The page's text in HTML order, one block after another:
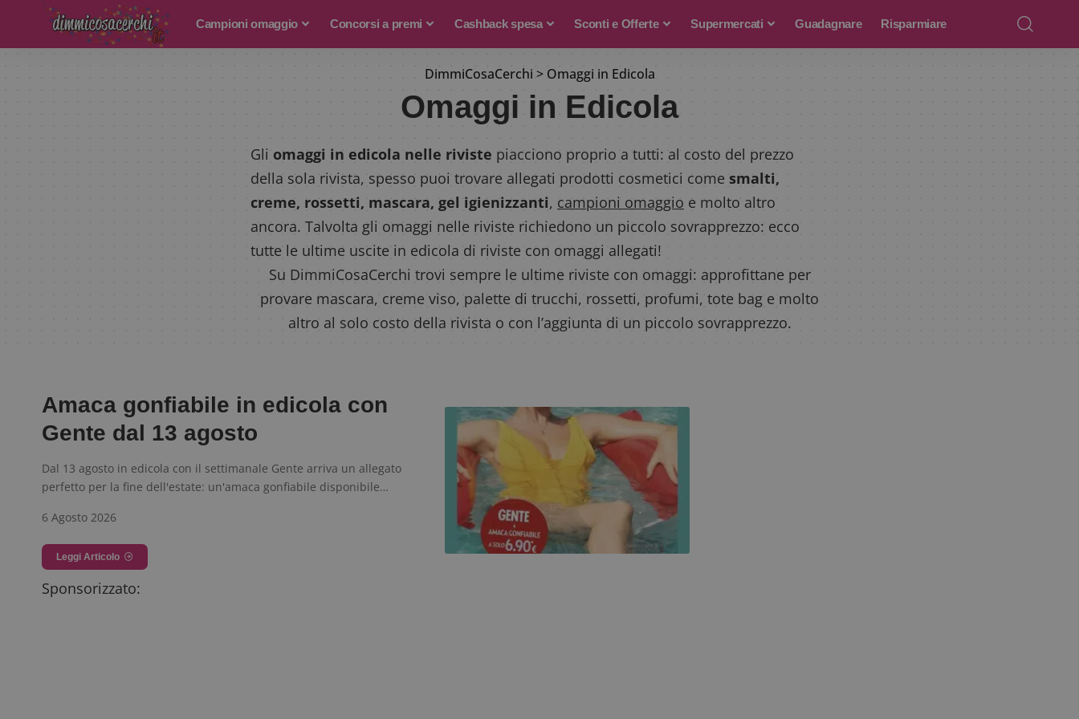
Campioni omaggio Concorsi a premi Cashback spesa Sconti e Offerte Supermercati Guadagnare Risparmiare
DimmiCosaCerchi > Omaggi in Edicola
Omaggi in Edicola
Gli omaggi in edicola nelle riviste piacciono proprio a tutti: al costo del prezzo
della sola rivista, spesso puoi trovare allegati prodotti cosmetici come smalti,
creme, rossetti, mascara, gel igienizzanti, campioni omaggio e molto altro
ancora. Talvolta gli omaggi nelle riviste richiedono un piccolo sovrapprezzo: ecco
tutte le ultime uscite in edicola di riviste con omaggi allegati!
Su DimmiCosaCerchi trovi sempre le ultime riviste con omaggi: approfittane per
provare mascara, creme viso, palette di trucchi, rossetti, profumi, tote bag e molto
altro al solo costo della rivista o con l’aggiunta di un piccolo sovrapprezzo.
Amaca gonfiabile in edicola con
Gente dal 13 agosto
Dal 13 agosto in edicola con il settimanale Gente arriva un allegato
perfetto per la fine dell'estate: un'amaca gonfiabile disponibile…
6 Agosto 2026
Leggi Articolo
Sponsorizzato: